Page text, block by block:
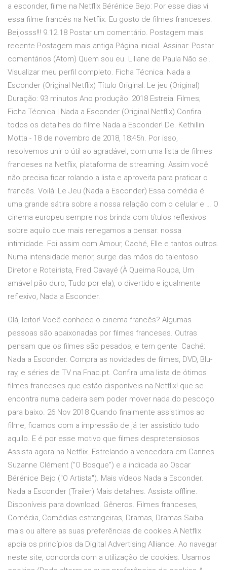
a esconder, filme na Netflix Bérénice Bejo: Por esse dias vi
essa filme francês na Netflix. Eu gosto de filmes franceses.
Beijosss!!! 9.12.18 Postar um comentário. Postagem mais
recente Postagem mais antiga Página inicial. Assinar: Postar
comentários (Atom) Quem sou eu. Liliane de Paula Não sei.
Visualizar meu perfil completo. Ficha Técnica: Nada a
Esconder (Original Netflix) Título Original: Le jeu (Original)
Duração: 93 minutos Ano produção: 2018 Estreia: Filmes;
Ficha Técnica | Nada a Esconder (Original Netflix) Confira
todos os detalhes do filme Nada a Esconder! De. Kethillin
Motta - 18 de novembro de 2018, 18:45h. Por isso,
resolvemos unir o útil ao agradável, com uma lista de filmes
franceses na Netflix, plataforma de streaming. Assim você
não precisa ficar rolando a lista e aproveita para praticar o
francês. Voilà: Le Jeu (Nada a Esconder) Essa comédia é
uma grande sátira sobre a nossa relação com o celular e … O
cinema europeu sempre nos brinda com títulos reflexivos
sobre aquilo que mais renegamos a pensar: nossa
intimidade. Foi assim com Amour, Caché, Elle e tantos outros.
Numa intensidade menor, surge das mãos do talentoso
Diretor e Roteirista, Fred Cavayé (À Queima Roupa, Um
amável pão duro, Tudo por ela), o divertido e igualmente
reflexivo, Nada a Esconder.
Olá, leitor! Você conhece o cinema francês? Algumas
pessoas são apaixonadas por filmes franceses. Outras
pensam que os filmes são pesados, e tem gente Caché:
Nada a Esconder. Compra as novidades de filmes, DVD, Blu-
ray, e séries de TV na Fnac.pt. Confira uma lista de ótimos
filmes franceses que estão disponíveis na Netflix! que se
encontra numa cadeira sem poder mover nada do pescoço
para baixo. 26 Nov 2018 Quando finalmente assistimos ao
filme, ficamos com a impressão de já ter assistido tudo
aquilo. E é por esse motivo que filmes despretensiosos
Assista agora na Netflix. Estrelando a vencedora em Cannes
Suzanne Clément ("O Bosque") e a indicada ao Oscar
Bérénice Bejo ("O Artista"). Mais vídeos Nada a Esconder.
Nada a Esconder (Trailer) Mais detalhes. Assista offline.
Disponíveis para download. Gêneros. Filmes franceses,
Comédia, Comédias estrangeiras, Dramas, Dramas Saiba
mais ou altere as suas preferências de cookies.A Netflix
apoia os princípios da Digital Advertising Alliance. Ao navegar
neste site, concorda com a utilização de cookies. Usamos